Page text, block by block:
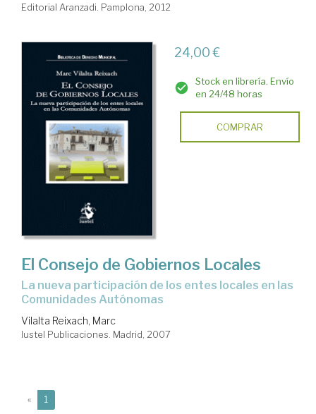
Editorial Aranzadi. Pamplona, 2012
24,00 €
Stock en librería. Envío
en 24/48 horas
COMPRAR
El Consejo de Gobiernos Locales
la nueva participación de los entes locales en las
Comunidades Autónomas
Vilalta Reixach, Marc
Iustel Publicaciones. Madrid, 2007
« 1